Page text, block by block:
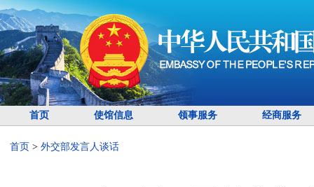
首页 使馆信息 领事服务 经商服务
首页 > 外交部发言人谈话